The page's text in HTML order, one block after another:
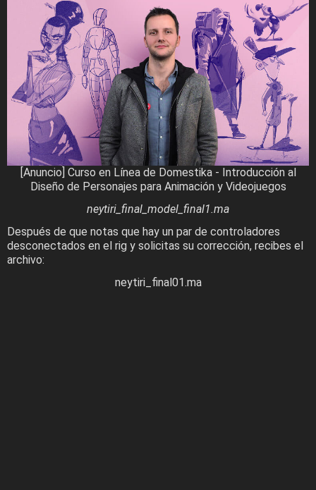
[Anuncio] Curso en Línea de Domestika - Introducción al
Diseño de Personajes para Animación y Videojuegos
neytiri_final_model_final1.ma
Después de que notas que hay un par de controladores
desconectados en el rig y solicitas su corrección, recibes el
archivo:
neytiri_final01.ma